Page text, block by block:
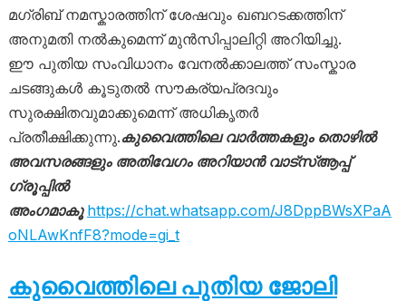
മഗ്‌രിബ് നമസ്കാരത്തിന് ശേഷവും ഖബറടക്കത്തിന്
അനുമതി നൽകുമെന്ന് മുൻസിപ്പാലിറ്റി അറിയിച്ചു.
ഈ പുതിയ സംവിധാനം വേനൽക്കാലത്ത് സംസ്കാര
ചടങ്ങുകൾ കൂടുതൽ സൗകര്യപ്രദവും
സുരക്ഷിതവുമാക്കുമെന്ന് അധികൃതർ
പ്രതീക്ഷിക്കുന്നു.കുവൈത്തിലെ വാർത്തകളും തൊഴിൽ
അവസരങ്ങളും അതിവേഗം അറിയാൻ വാട്സ്ആപ്പ്
ഗ്രൂപ്പിൽ
അംഗമാകൂ https://chat.whatsapp.com/J8DppBWsXPaA
oNLAwKnfF8?mode=gi_t
കുവൈത്തിലെ പുതിയ ജോലി